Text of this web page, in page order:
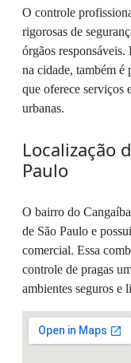
O controle
rigorosas de
órgãos responsáveis.
na cidade, também é
que oferece serviços
urbanas.
Localização
Paulo
O bairro do
de São Paulo e
comercial. Essa
controle de pragas
ambientes seguros e